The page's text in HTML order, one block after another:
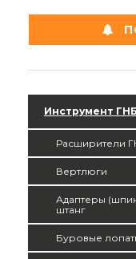
Инструмент ГНБ
Расширители
Вертлюги
Адаптеры
штанг
Буровые